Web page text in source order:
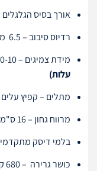
אורך בסיס הגלגלים – 191.77
רדיוס סיבוב – 6.5 מטר.
מידת צמיגים – 10-10*20 או 10-10*22
עלות)
מתלים – קפיץ
מרווח גחון – 16 ס"מ.
בלמי דיסק
כושר גרירה – 680 ק"ג